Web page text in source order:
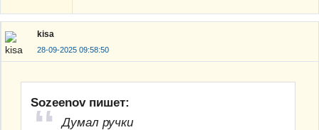
kisa
28-09-2025 09:58:50
Sozeenov пишет:
Думал ручки